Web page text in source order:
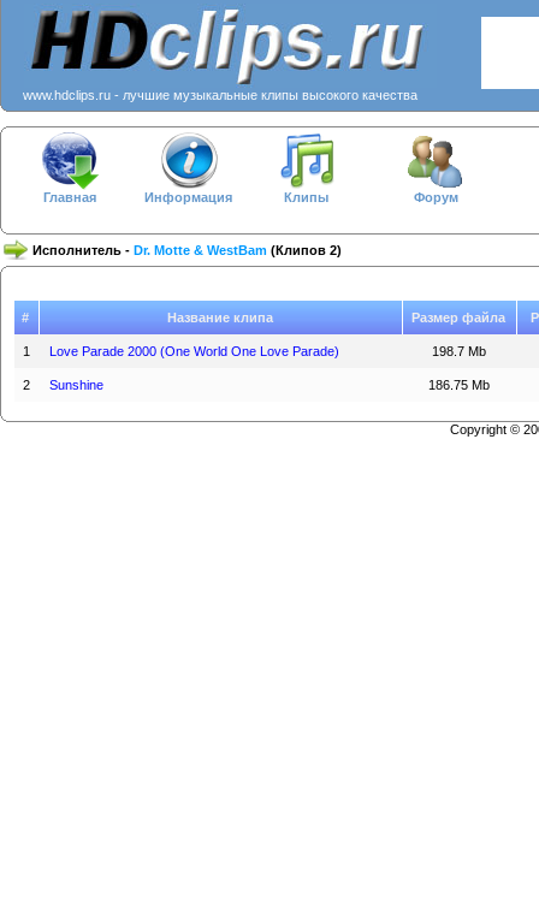
www.hdclips.ru - лучшие музыкальные клипы высокого качества
Главная Информация Клипы Форум
Исполнитель - Dr. Motte & WestBam (Клипов 2)
# Название клипа Размер файла
1 Love Parade 2000 (One World One Love Parade) 198.7 Mb
2 Sunshine 186.75 Mb
Copyright ©